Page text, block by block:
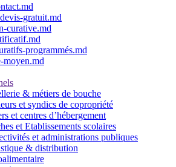
gratuit.md
curative.md
programmés.md
moyen.md
& métiers de bouche
et syndics de copropriété
et centres d’hébergement
et Etablissements scolaires
et administrations publiques
& distribution